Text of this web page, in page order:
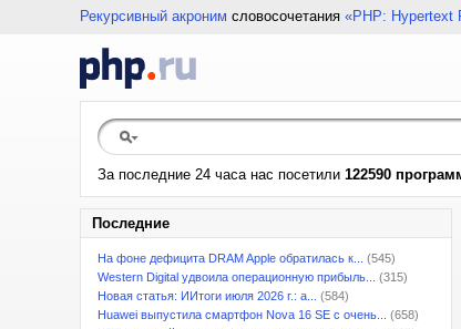
Рекурсивный акроним словосочетания «PHP: Hypertext
За последние 24 часа нас посетили 122590
Последние
На фоне дефицита DRAM Apple обратилась к...
(545)
Western Digital удвоила операционную прибыль...
(315)
Новая статья: ИИтоги июля 2026 г.: а...
(584)
Huawei выпустила смартфон Nova 16 SE с очень...
(658)